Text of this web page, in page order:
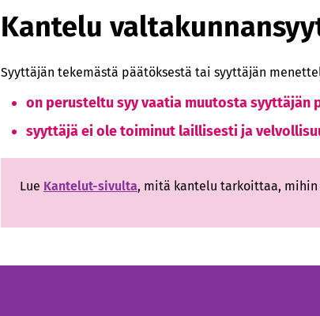
Kantelu
Syyttäjän tekemästä päätöksestä tai syyttäjän
on perusteltu syy vaatia muutosta syyttäjän
syyttäjä ei ole toiminut laillisesti ja
Lue Kantelut-sivulta, mitä kantelu tarkoittaa, mihin